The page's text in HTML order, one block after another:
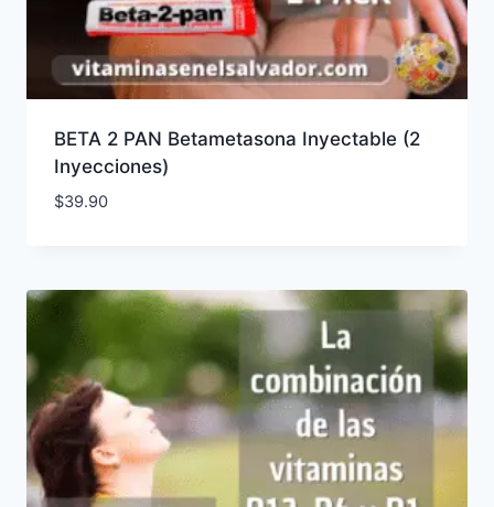
BETA 2 PAN Betametasona Inyectable (2
Inyecciones)
$39.90